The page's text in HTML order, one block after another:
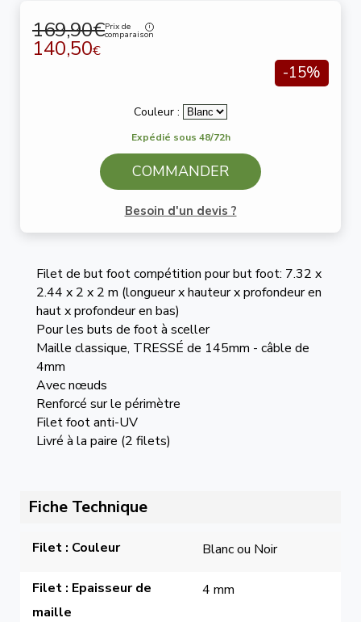
169,90€Prix de
comparaison
140,50€
-15%
Couleur :
Expédié sous 48/72h
COMMANDER
Besoin d'un devis ?
Filet de but foot compétition pour but foot: 7.32 x
2.44 x 2 x 2 m (longueur x hauteur x profondeur en
haut x profondeur en bas)
Pour les buts de foot à sceller
Maille classique, TRESSÉ de 145mm - câble de
4mm
Avec nœuds
Renforcé sur le périmètre
Filet foot anti-UV
Livré à la paire (2 filets)
Fiche Technique
Filet : Couleur Blanc ou Noir
Filet : Epaisseur de
maille
4 mm